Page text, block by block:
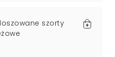
szorty